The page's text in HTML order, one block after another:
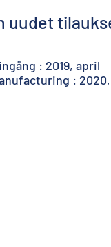
uudet
: 2019, april
: